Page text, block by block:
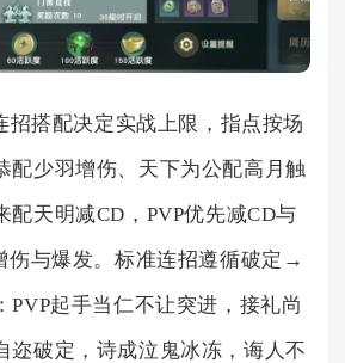
招搭配决定实战上限，指点按场
配少羽增伤、天下为公配高月触
配天明减CD，PVP优先减CD与
伤与爆发。标准连招遵循破定→
起手当仁不让突进，接礼尚
迩破定，诗成泣鬼冰冻，诲人不